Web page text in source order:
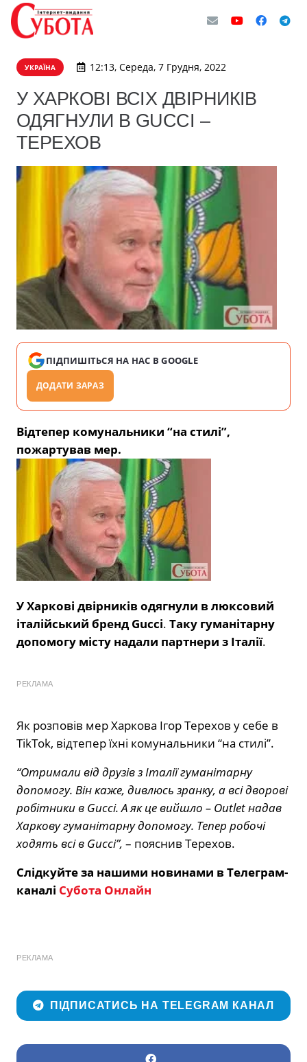
УКРАЇНА 12:13, Середа, 7 Грудня, 2022
У ХАРКОВІ ВСІХ ДВІРНИКІВ
ОДЯГНУЛИ В GUCCI –
ТЕРЕХОВ
ПІДПИШІТЬСЯ НА НАС В GOOGLE
ДОДАТИ ЗАРАЗ
Відтепер комунальники “на стилі”,
пожартував мер.
У Харкові двірників одягнули в люксовий
італійський бренд Gucci. Таку гуманітарну
допомогу місту надали партнери з Італії.
РЕКЛАМА
Як розповів мер Харкова Ігор Терехов у себе в
TikTok, відтепер їхні комунальники “на стилі”.
“Отримали від друзів з Італії гуманітарну
допомогу. Він каже, дивлюсь зранку, а всі дворові
робітники в Gucci. А як це вийшло – Outlet надав
Харкову гуманітарну допомогу. Тепер робочі
ходять всі в Gucci”, – пояснив Терехов.
Слідкуйте за нашими новинами в Телеграм-
каналі Субота Онлайн
РЕКЛАМА
ПІДПИСАТИСЬ НА TELEGRAM КАНАЛ